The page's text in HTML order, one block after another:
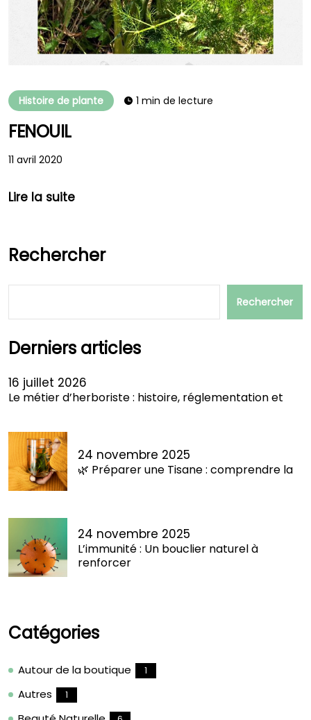
Histoire de plante 1 min de lecture
FENOUIL
11 avril 2020
Lire la suite
Rechercher
Rechercher
Derniers articles
16 juillet 2026
Le métier d’herboriste : histoire, réglementation et
24 novembre 2025
🌿 Préparer une Tisane : comprendre la
24 novembre 2025
L’immunité : Un bouclier naturel à
renforcer
Catégories
Autour de la boutique 1
Autres 1